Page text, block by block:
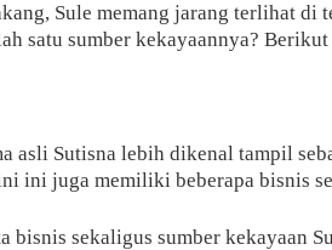
Sule memang jarang terlihat di
satu sumber kekayaannya?
asli Sutisna lebih dikenal tampil
ini juga memiliki beberapa bisnis
bisnis sekaligus sumber kekayaan